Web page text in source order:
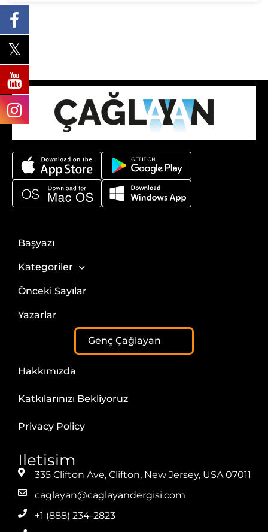
Başyazı
Kategoriler
Önceki Sayılar
Yazarlar
Genç Çağlayan
Hakkımızda
Katkılarınızı Bekliyoruz
Privacy Policy
Iletisim
335 Clifton Ave, Clifton, New Jersey, USA 07011
caglayan@caglayandergisi.com
+1 (888) 234-2823